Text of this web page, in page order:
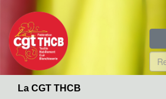
contenu
principal
La CGT THCB